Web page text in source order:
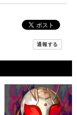
通報する